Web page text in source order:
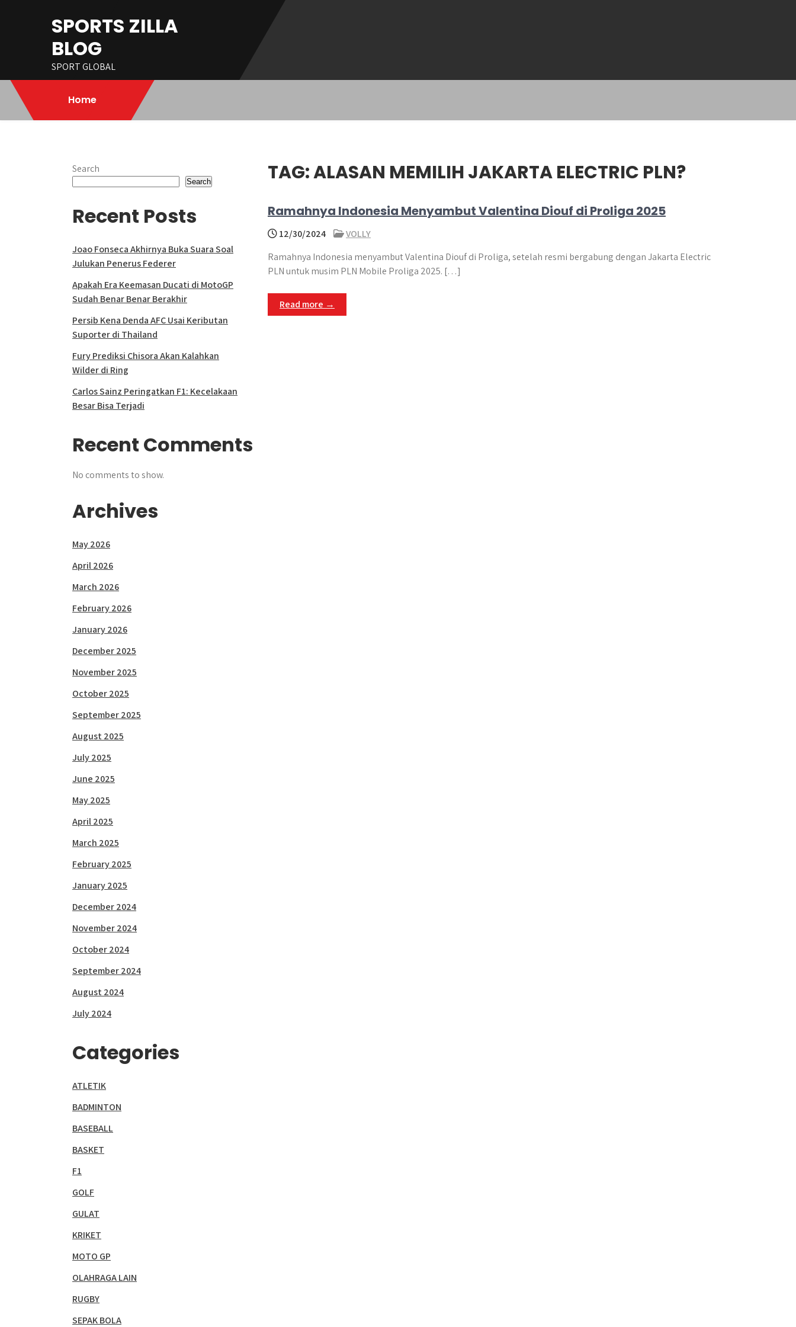
SPORTS ZILLA
BLOG
SPORT GLOBAL
Home
TAG:ALASAN MEMILIH JAKARTA ELECTRIC PLN?
Ramahnya Indonesia Menyambut Valentina Diouf di Proliga 2025
12/30/2024
VOLLY
Ramahnya Indonesia menyambut Valentina Diouf di Proliga, setelah resmi bergabung dengan Jakarta Electric
PLN untuk musim PLN Mobile Proliga 2025. […]
Read more →
Search
Search
Recent Posts
Joao Fonseca Akhirnya Buka Suara Soal
Julukan Penerus Federer
Apakah Era Keemasan Ducati di MotoGP
Sudah Benar Benar Berakhir
Persib Kena Denda AFC Usai Keributan
Suporter di Thailand
Fury Prediksi Chisora Akan Kalahkan
Wilder di Ring
Carlos Sainz Peringatkan F1: Kecelakaan
Besar Bisa Terjadi
Recent Comments
No comments to show.
Archives
May 2026
April 2026
March 2026
February 2026
January 2026
December 2025
November 2025
October 2025
September 2025
August 2025
July 2025
June 2025
May 2025
April 2025
March 2025
February 2025
January 2025
December 2024
November 2024
October 2024
September 2024
August 2024
July 2024
Categories
ATLETIK
BADMINTON
BASEBALL
BASKET
F1
GOLF
GULAT
KRIKET
MOTO GP
OLAHRAGA LAIN
RUGBY
SEPAK BOLA